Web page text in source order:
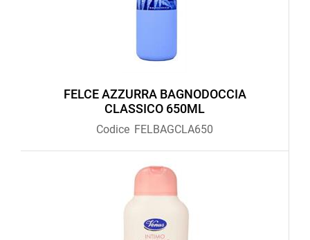
FELCE AZZURRA BAGNODOCCIA
CLASSICO 650ML
Codice FELBAGCLA650